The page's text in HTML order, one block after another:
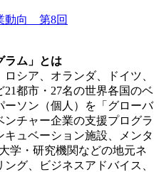
動向 第8回
ラム」とは
シア、オランダ、ドイツ、
都市・27名の世界各国のベ
ーソン（個人）を「グローバ
チャー企業の支援プログラ
ュベーション施設、メンタ
学・研究機関などの地元ネ
グ、ビジネスアドバイス、